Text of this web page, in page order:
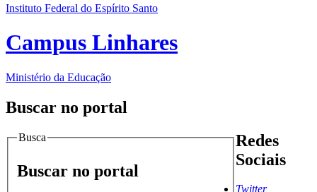
Instituto Federal do Espírito Santo
Campus Linhares
Ministério da Educação
Buscar no portal
Busca
Buscar no portal
Redes
Sociais
Twitter